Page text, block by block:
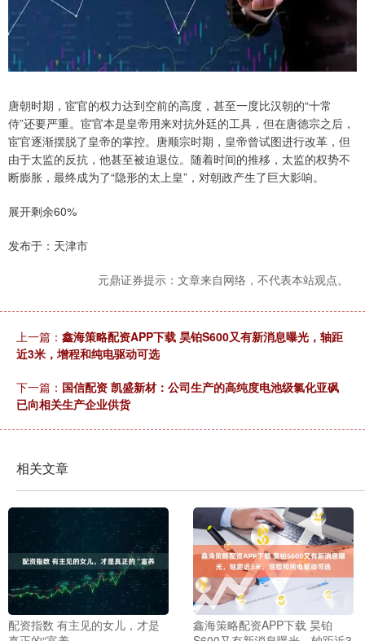
唐朝时期，宦官的权力达到空前的高度，甚至一度比汉朝的“十常
侍”还要严重。宦官本是皇帝用来对抗外廷的工具，但在唐德宗之后，
宦官逐渐摆脱了皇帝的掌控。唐顺宗时期，皇帝曾试图进行改革，但
由于太监的反抗，他甚至被迫退位。随着时间的推移，太监的权势不
断膨胀，最终成为了“隐形的太上皇”，对朝政产生了巨大影响。
展开剩余60%
发布于：天津市
元鼎证券提示：文章来自网络，不代表本站观点。
上一篇： 鑫海策略配资APP下载 昊铂S600又有新消息曝光，轴距
近3米，增程和纯电驱动可选
下一篇： 国信配资 凯盛新材：公司生产的高纯度电池级氯化亚砜
已向相关生产企业供货
相关文章
配资指数 有主见的女儿，才是
鑫海策略配资APP下载 昊铂